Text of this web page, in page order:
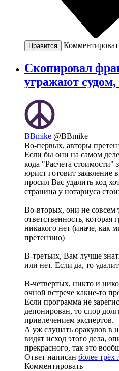
Нравится
Скопировал
угражают
BBmike @BBmike
Во-первых, авторы
Если бы они на самом
кода "Расчета стоимости"
юрист готовит заявление
просил Вас удалить код
страница у нотариуса
Во-вторых, они не совсем
ответственность, которая
никакого нет (иначе, как
претензию)
В-третьих, Вам лучше
или нет. Если да, то
В-четвертых, никто и
очной встрече какие-то
Если программа не
депонирован, то спор
привлечением экспертов.
А уж слушать оракулов в
видят исход этого дела,
прекрасного, так это
Ответ написан более трёх
Комментировать